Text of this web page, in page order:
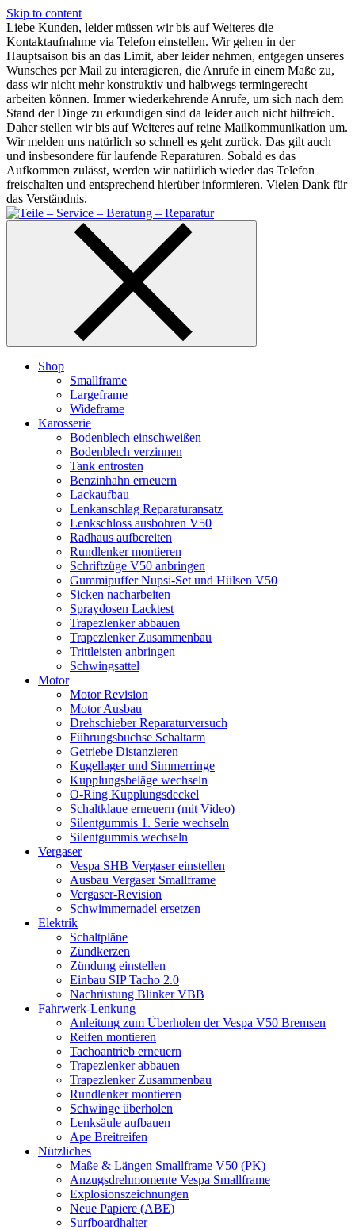
Skip to content
Liebe Kunden, leider müssen wir bis auf Weiteres die
Kontaktaufnahme via Telefon einstellen. Wir gehen in der
Hauptsaison bis an das Limit, aber leider nehmen, entgegen unseres
Wunsches per Mail zu interagieren, die Anrufe in einem Maße zu,
dass wir nicht mehr konstruktiv und halbwegs termingerecht
arbeiten können. Immer wiederkehrende Anrufe, um sich nach dem
Stand der Dinge zu erkundigen sind da leider auch nicht hilfreich.
Daher stellen wir bis auf Weiteres auf reine Mailkommunikation um.
Wir melden uns natürlich so schnell es geht zurück. Das gilt auch
und insbesondere für laufende Reparaturen. Sobald es das
Aufkommen zulässt, werden wir natürlich wieder das Telefon
freischalten und entsprechend hierüber informieren. Vielen Dank für
das Verständnis.
Shop
Smallframe
Largeframe
Wideframe
Karosserie
Bodenblech einschweißen
Bodenblech verzinnen
Tank entrosten
Benzinhahn erneuern
Lackaufbau
Lenkanschlag Reparaturansatz
Lenkschloss ausbohren V50
Radhaus aufbereiten
Rundlenker montieren
Schriftzüge V50 anbringen
Gummipuffer Nupsi-Set und Hülsen V50
Sicken nacharbeiten
Spraydosen Lacktest
Trapezlenker abbauen
Trapezlenker Zusammenbau
Trittleisten anbringen
Schwingsattel
Motor
Motor Revision
Motor Ausbau
Drehschieber Reparaturversuch
Führungsbuchse Schaltarm
Getriebe Distanzieren
Kugellager und Simmerringe
Kupplungsbeläge wechseln
O-Ring Kupplungsdeckel
Schaltklaue erneuern (mit Video)
Silentgummis 1. Serie wechseln
Silentgummis wechseln
Vergaser
Vespa SHB Vergaser einstellen
Ausbau Vergaser Smallframe
Vergaser-Revision
Schwimmernadel ersetzen
Elektrik
Schaltpläne
Zündkerzen
Zündung einstellen
Einbau SIP Tacho 2.0
Nachrüstung Blinker VBB
Fahrwerk-Lenkung
Anleitung zum Überholen der Vespa V50 Bremsen
Reifen montieren
Tachoantrieb erneuern
Trapezlenker abbauen
Trapezlenker Zusammenbau
Rundlenker montieren
Schwinge überholen
Lenksäule aufbauen
Ape Breitreifen
Nützliches
Maße & Längen Smallframe V50 (PK)
Anzugsdrehmomente Vespa Smallframe
Explosionszeichnungen
Neue Papiere (ABE)
Surfboardhalter